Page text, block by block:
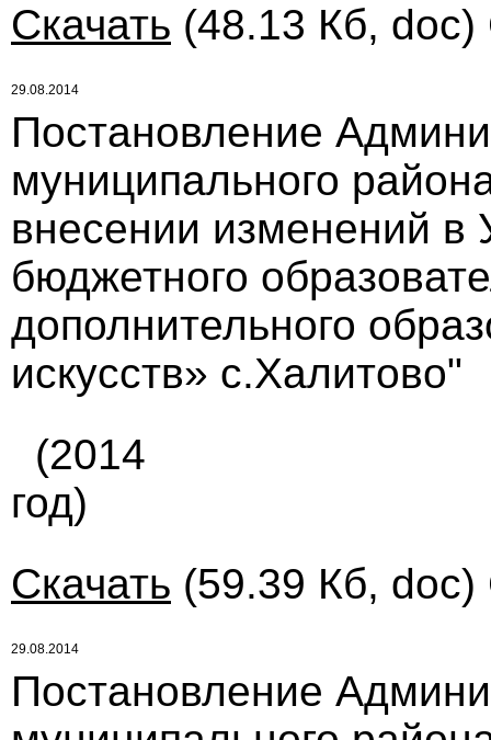
Скачать (48.13 Кб, doc)
29.08.2014
Постановление
муниципального
внесении изменений в
бюджетного
дополнительного
искусств» с.Халитово"
(2014
год)
Скачать (59.39 Кб, doc)
29.08.2014
Постановление